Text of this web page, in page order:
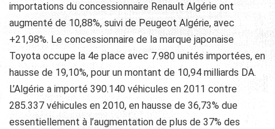
importations du concessionnaire Renault Algérie ont
augmenté de 10,88%, suivi de Peugeot Algérie, avec
+21,98%. Le concessionnaire de la marque japonaise
Toyota occupe la 4e place avec 7.980 unités importées, en
hausse de 19,10%, pour un montant de 10,94 milliards DA.
L’Algérie a importé 390.140 véhicules en 2011 contre
285.337 véhicules en 2010, en hausse de 36,73% due
essentiellement à l’augmentation de plus de 37% des